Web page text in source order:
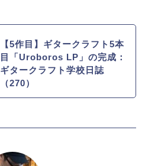
【5作目】ギタークラフト5本
目「Uroboros LP」の完成：
ギタークラフト学校日誌
（270）